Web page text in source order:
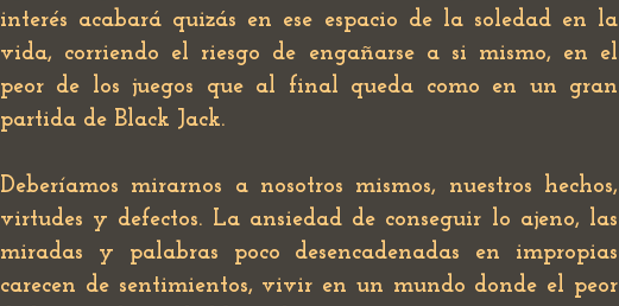
interés acabará quizás en ese espacio de la soledad en la
vida, corriendo el riesgo de engañarse a si mismo, en el
peor de los juegos que al final queda como en un gran
partida de Black Jack.
Deberíamos mirarnos a nosotros mismos, nuestros hechos,
virtudes y defectos. La ansiedad de conseguir lo ajeno, las
miradas y palabras poco desencadenadas en impropias
carecen de sentimientos, vivir en un mundo donde el peor